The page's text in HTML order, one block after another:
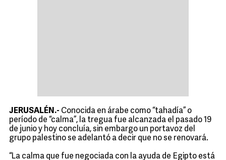
JERUSALÉN.- Conocida en árabe como “tahadía” o
período de “calma”, la tregua fue alcanzada el pasado 19
de junio y hoy concluía, sin embargo un portavoz del
grupo palestino se adelantó a decir que no se renovará.
“La calma que fue negociada con la ayuda de Egipto está